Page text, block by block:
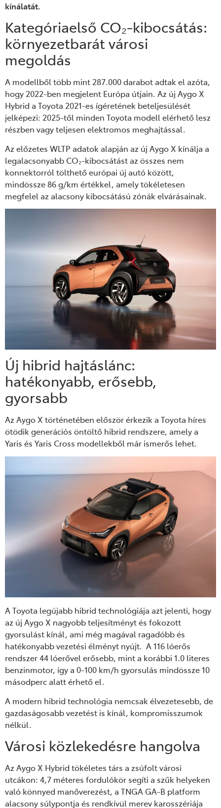
kínálatát.
Kategóriaelső CO₂-kibocsátás:
környezetbarát városi
megoldás
A modellből több mint 287.000 darabot adtak el azóta,
hogy 2022-ben megjelent Európa útjain. Az új Aygo X
Hybrid a Toyota 2021-es ígéretének beteljesülését
jelképezi: 2025-től minden Toyota modell elérhető lesz
részben vagy teljesen elektromos meghajtással.
Az előzetes WLTP adatok alapján az új Aygo X kínálja a
legalacsonyabb CO₂-kibocsátást az összes nem
konnektorról tölthető európai új autó között,
mindössze 86 g/km értékkel, amely tökéletesen
megfelel az alacsony kibocsátású zónák elvárásainak.
Új hibrid hajtáslánc:
hatékonyabb, erősebb,
gyorsabb
Az Aygo X történetében először érkezik a Toyota híres
ötödik generációs öntöltő hibrid rendszere, amely a
Yaris és Yaris Cross modellekből már ismerős lehet.
A Toyota legújabb hibrid technológiája azt jelenti, hogy
az új Aygo X nagyobb teljesítményt és fokozott
gyorsulást kínál, ami még magával ragadóbb és
hatékonyabb vezetési élményt nyújt. A 116 lóerős
rendszer 44 lóerővel erősebb, mint a korábbi 1.0 literes
benzinmotor, így a 0-100 km/h gyorsulás mindössze 10
másodperc alatt érhető el.
A modern hibrid technológia nemcsak élvezetesebb, de
gazdaságosabb vezetést is kínál, kompromisszumok
nélkül.
Városi közlekedésre hangolva
Az Aygo X Hybrid tökéletes társ a zsúfolt városi
utcákon: 4,7 méteres fordulókör segíti a szűk helyeken
való könnyed manőverezést, a TNGA GA-B platform
alacsony súlypontja és rendkívül merev karosszériája